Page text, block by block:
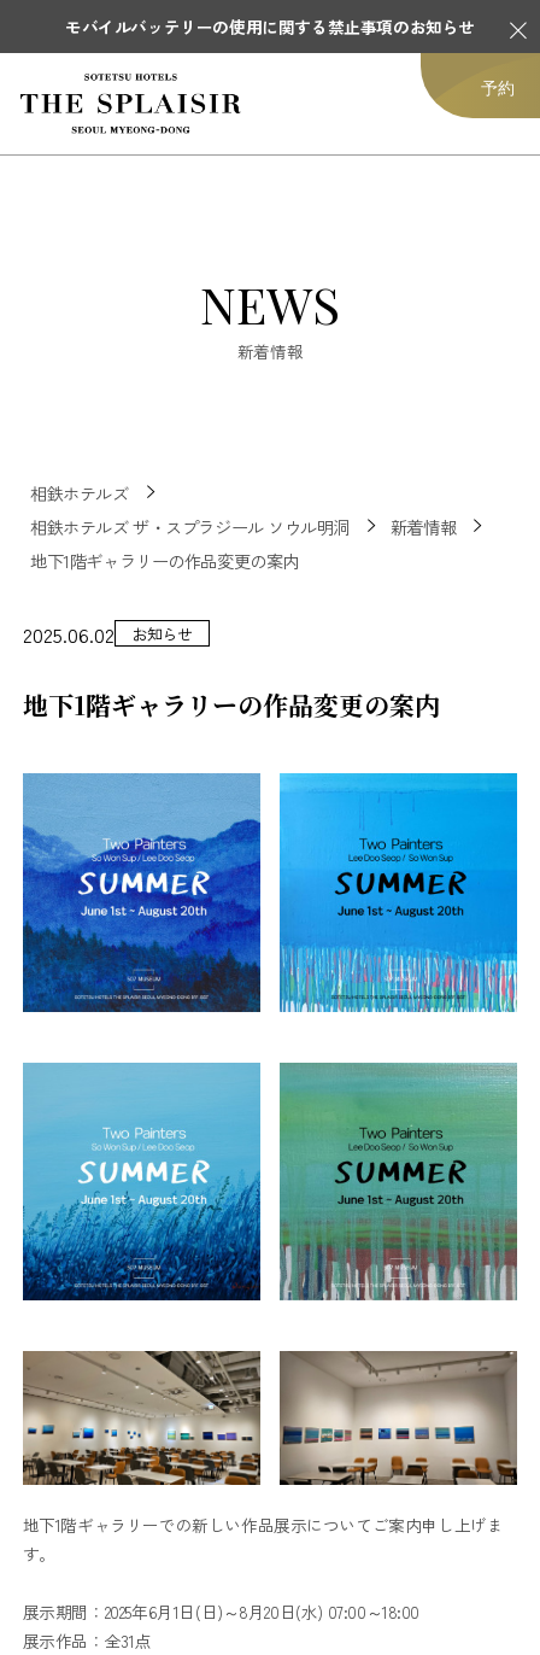
モバイルバッテリーの使用に関する禁止事項のお知らせ
予約
NEWS
新着情報
相鉄ホテルズ
相鉄ホテルズ ザ・スプラジール ソウル明洞
新着情報
地下1階ギャラリーの作品変更の案内
2025.06.02 お知らせ
地下1階ギャラリーの作品変更の案内
地下1階ギャラリーでの新しい作品展示についてご案内申し上げま
す。
展示期間：2025年6月1日(日)～8月20日(水) 07:00～18:00
展示作品：全31点